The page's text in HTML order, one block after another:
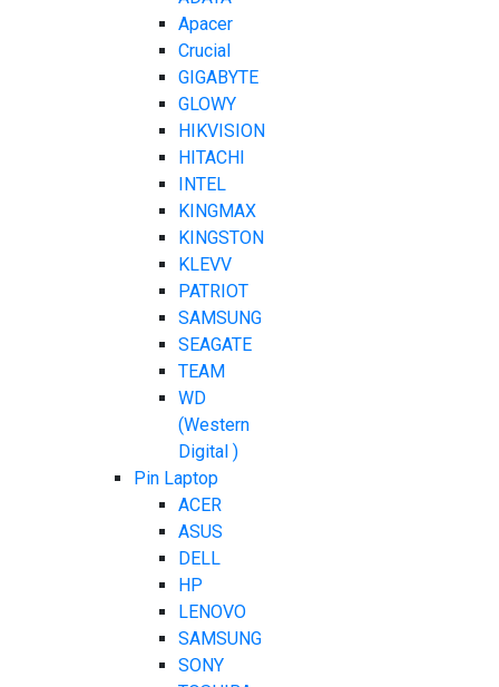
Apacer
Crucial
GIGABYTE
GLOWY
HIKVISION
HITACHI
INTEL
KINGMAX
KINGSTON
KLEVV
PATRIOT
SAMSUNG
SEAGATE
TEAM
WD
(Western
Digital )
Pin Laptop
ACER
ASUS
DELL
HP
LENOVO
SAMSUNG
SONY